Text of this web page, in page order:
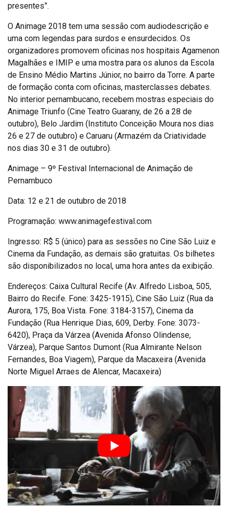
presentes”.
O Animage 2018 tem uma sessão com audiodescrição e
uma com legendas para surdos e ensurdecidos. Os
organizadores promovem oficinas nos hospitais Agamenon
Magalhães e IMIP e uma mostra para os alunos da Escola
de Ensino Médio Martins Júnior, no bairro da Torre. A parte
de formação conta com oficinas, masterclasses debates.
No interior pernambucano, recebem mostras especiais do
Animage Triunfo (Cine Teatro Guarany, de 26 a 28 de
outubro), Belo Jardim (Instituto Conceição Moura nos dias
26 e 27 de outubro) e Caruaru (Armazém da Criatividade
nos dias 30 e 31 de outubro).
Animage – 9º Festival Internacional de Animação de
Pernambuco
Data: 12 e 21 de outubro de 2018
Programação: www.animagefestival.com
Ingresso: R$ 5 (único) para as sessões no Cine São Luiz e
Cinema da Fundação, as demais são gratuitas. Os bilhetes
são disponibilizados no local, uma hora antes da exibição.
Endereços: Caixa Cultural Recife (Av. Alfredo Lisboa, 505,
Bairro do Recife. Fone: 3425-1915), Cine São Luiz (Rua da
Aurora, 175, Boa Vista. Fone: 3184-3157), Cinema da
Fundação (Rua Henrique Dias, 609, Derby. Fone: 3073-
6420), Praça da Várzea (Avenida Afonso Olindense,
Várzea), Parque Santos Dumont (Rua Almirante Nelson
Fernandes, Boa Viagem), Parque da Macaxeira (Avenida
Norte Miguel Arraes de Alencar, Macaxeira)